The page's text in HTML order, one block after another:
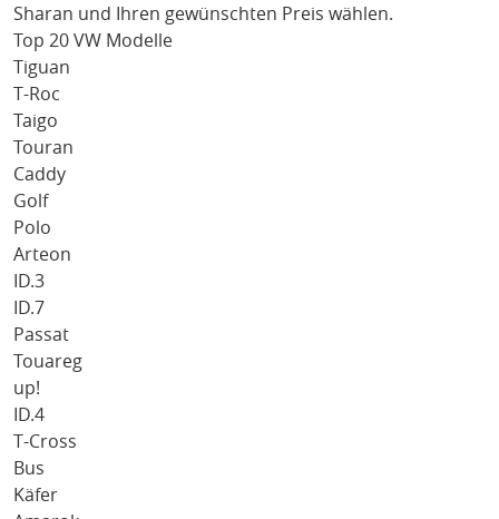
Sharan und Ihren gewünschten Preis wählen.
Top 20 VW Modelle
Tiguan
T-Roc
Taigo
Touran
Caddy
Golf
Polo
Arteon
ID.3
ID.7
Passat
Touareg
up!
ID.4
T-Cross
Bus
Käfer